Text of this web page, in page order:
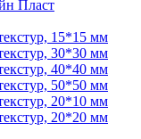
Пласт
15*15 мм
30*30 мм
40*40 мм
50*50 мм
20*10 мм
20*20 мм